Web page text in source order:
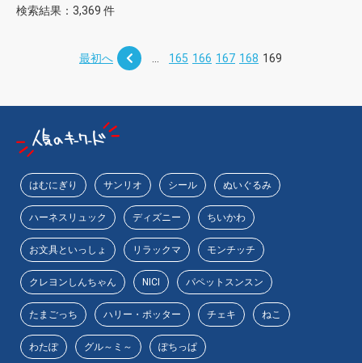
検索結果：3,369 件
最初へ 165 166 167 168 169
はむにぎり サンリオ シール ぬいぐるみ
ハーネスリュック ディズニー ちいかわ
お文具といっしょ リラックマ モンチッチ
クレヨンしんちゃん NICI パペットスンスン
たまごっち ハリー・ポッター チェキ ねこ
わたぽ グル～ミ～ ぽちっぱ
ーター
ッズ